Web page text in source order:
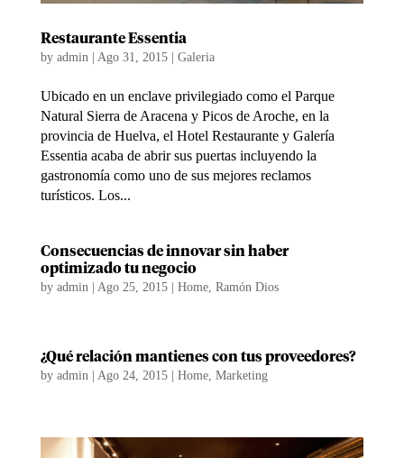
Restaurante Essentia
by admin| Ago 31, 2015| Galeria
Ubicado en un enclave privilegiado como el Parque
Natural Sierra de Aracena y Picos de Aroche, en la
provincia de Huelva, el Hotel Restaurante y Galería
Essentia acaba de abrir sus puertas incluyendo la
gastronomía como uno de sus mejores reclamos
turísticos. Los...
Consecuencias de innovar sin haber
optimizado tu negocio
by admin| Ago 25, 2015| Home, Ramón Dios
¿Qué relación mantienes con tus proveedores?
by admin| Ago 24, 2015| Home, Marketing